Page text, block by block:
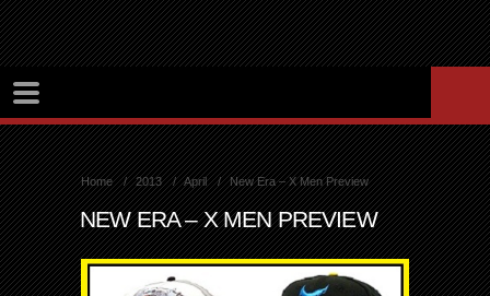
Home 2013 April New Era – X Men Preview
NEW ERA – X MEN PREVIEW